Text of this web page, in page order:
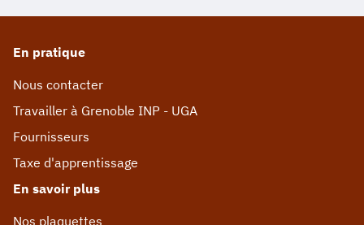
En pratique
Nous contacter
Travailler à Grenoble INP - UGA
Fournisseurs
Taxe d'apprentissage
En savoir plus
Nos plaquettes